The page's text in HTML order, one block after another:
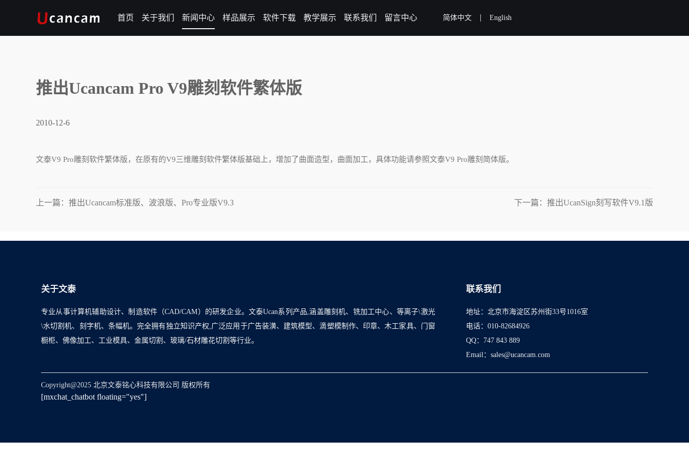
首页 关于我们 新闻中心 样品展示 软件下载 教学展示 联系我们 留言中心 简体中文 |English
推出Ucancam Pro V9雕刻软件繁体版
2010-12-6
文泰V9 Pro雕刻软件繁体版，在原有的V9三维雕刻软件繁体版基础上，增加了曲面造型，曲面加工，具体功能请参照文泰V9 Pro雕刻简体版。
上一篇：推出Ucancam标准版、波浪版、Pro专业版V9.3 下一篇：推出UcanSign刻写软件V9.1版
关于文泰
专业从事计算机辅助设计、制造软件（CAD/CAM）的研发企业。文泰Ucan系列产品,涵盖雕刻机、铣加工中心、等离子\激光
\水切割机、刻字机、条幅机。完全拥有独立知识产权,广泛应用于广告装潢、建筑模型、滴塑模制作、印章、木工家具、门窗
橱柜、佛像加工、工业模具、金属切割、玻璃/石材雕花切割等行业。
联系我们
地址：北京市海淀区苏州街33号1016室
电话：010-82684926
QQ：747 843 889
Email：sales@ucancam.com
Copyright@2025 北京文泰铭心科技有限公司 版权所有
[mxchat_chatbot floating="yes"]